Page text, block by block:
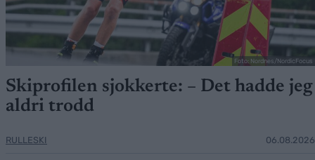
Foto: Nordnes/NordicFocus
Skiprofilen sjokkerte: – Det hadde jeg
aldri trodd
RULLESKI 06.08.2026